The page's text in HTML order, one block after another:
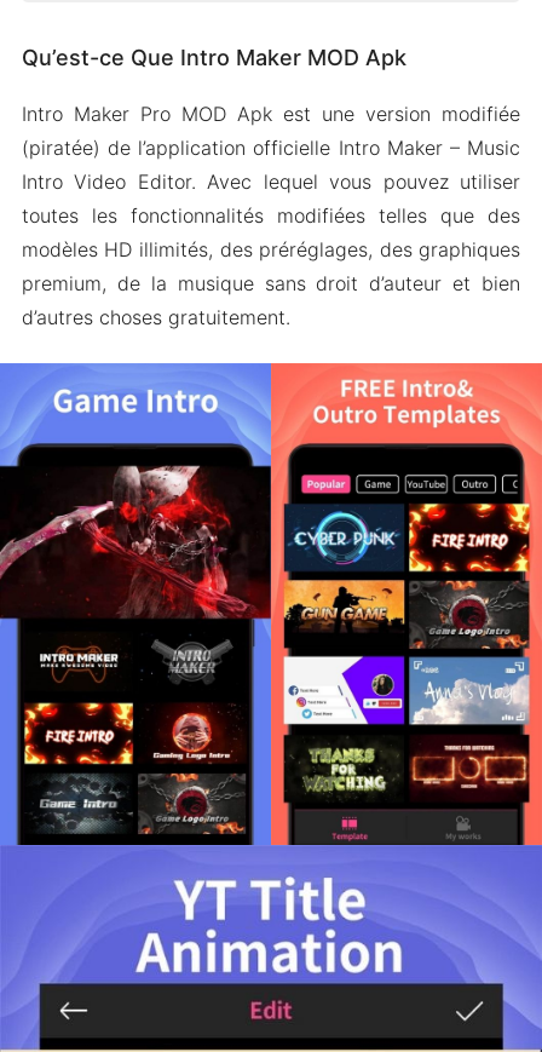
Caractéristiques de Intro Maker MOD Apk
Pas de filigrane
Texte hautement personnalisable
Facile à utiliser
Bibliothèque musicale
Comment Télécharger et Installer Intro Maker
Pro Apk sur Android
Les gens demandent aussi (FAQs)
Envelopper
Qu’est-ce Que Intro Maker MOD Apk
Intro Maker Pro MOD Apk est une version modifiée
(piratée) de l’application officielle Intro Maker – Music
Intro Video Editor. Avec lequel vous pouvez utiliser
toutes les fonctionnalités modifiées telles que des
modèles HD illimités, des préréglages, des graphiques
premium, de la musique sans droit d’auteur et bien
d’autres choses gratuitement.